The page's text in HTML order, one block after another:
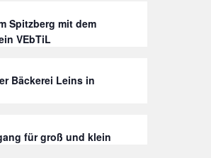
Spitzberg mit dem
VEbTiL
Bäckerei Leins in
für groß und klein